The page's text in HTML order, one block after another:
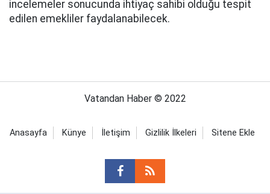
incelemeler sonucunda ihtiyaç sahibi olduğu tespit
edilen emekliler faydalanabilecek.
Vatandan Haber © 2022
Anasayfa Künye İletişim Gizlilik İlkeleri Sitene Ekle